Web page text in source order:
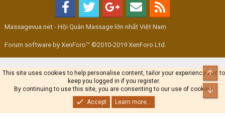
Massagevua.net - Hội Quán Massage lớn nhất Việt Nam
Forum software by XenForo™ ©2010-2019 XenForo Ltd.
This site uses cookies to help personalise content, tailor your experience and to
keep you logged in if you register.
By continuing to use this site, you are consenting to our use of cookies.
Accept
Learn more...
Top